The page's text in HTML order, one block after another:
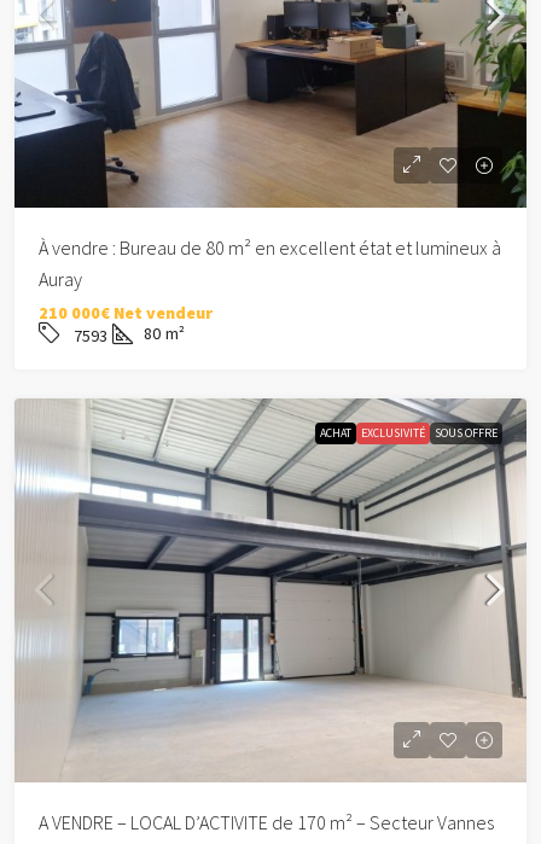
À vendre : Bureau de 80 m² en excellent état et lumineux à
Auray
210 000€ Net vendeur
7593
80 m²
ACHAT EXCLUSIVITÉ SOUS OFFRE
A VENDRE – LOCAL D’ACTIVITE de 170 m² – Secteur Vannes